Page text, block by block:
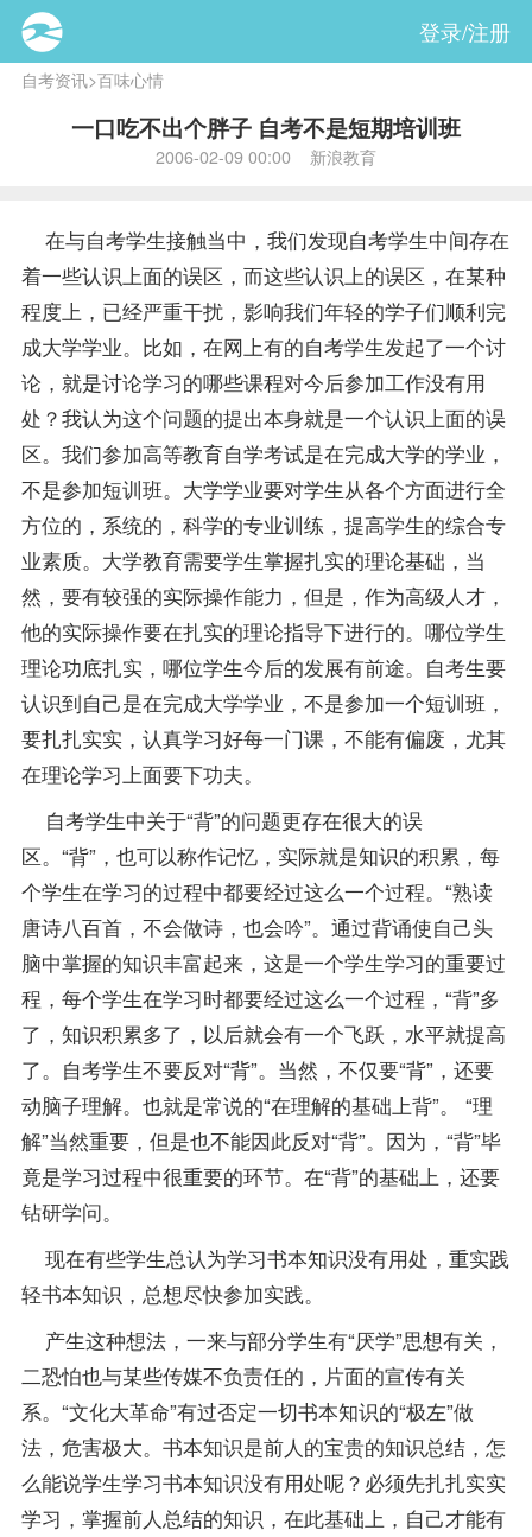
登录/注册
自考资讯>百味心情
一口吃不出个胖子 自考不是短期培训班
2006-02-09 00:00 新浪教育
在与自考学生接触当中，我们发现自考学生中间存在
着一些认识上面的误区，而这些认识上的误区，在某种
程度上，已经严重干扰，影响我们年轻的学子们顺利完
成大学学业。比如，在网上有的自考学生发起了一个讨
论，就是讨论学习的哪些课程对今后参加工作没有用
处？我认为这个问题的提出本身就是一个认识上面的误
区。我们参加高等教育自学考试是在完成大学的学业，
不是参加短训班。大学学业要对学生从各个方面进行全
方位的，系统的，科学的专业训练，提高学生的综合专
业素质。大学教育需要学生掌握扎实的理论基础，当
然，要有较强的实际操作能力，但是，作为高级人才，
他的实际操作要在扎实的理论指导下进行的。哪位学生
理论功底扎实，哪位学生今后的发展有前途。自考生要
认识到自己是在完成大学学业，不是参加一个短训班，
要扎扎实实，认真学习好每一门课，不能有偏废，尤其
在理论学习上面要下功夫。
自考学生中关于“背”的问题更存在很大的误
区。“背”，也可以称作记忆，实际就是知识的积累，每
个学生在学习的过程中都要经过这么一个过程。“熟读
唐诗八百首，不会做诗，也会吟”。通过背诵使自己头
脑中掌握的知识丰富起来，这是一个学生学习的重要过
程，每个学生在学习时都要经过这么一个过程，“背”多
了，知识积累多了，以后就会有一个飞跃，水平就提高
了。自考学生不要反对“背”。当然，不仅要“背”，还要
动脑子理解。也就是常说的“在理解的基础上背”。 “理
解”当然重要，但是也不能因此反对“背”。因为，“背”毕
竟是学习过程中很重要的环节。在“背”的基础上，还要
钻研学问。
现在有些学生总认为学习书本知识没有用处，重实践
轻书本知识，总想尽快参加实践。
产生这种想法，一来与部分学生有“厌学”思想有关，
二恐怕也与某些传媒不负责任的，片面的宣传有关
系。“文化大革命”有过否定一切书本知识的“极左”做
法，危害极大。书本知识是前人的宝贵的知识总结，怎
么能说学生学习书本知识没有用处呢？必须先扎扎实实
学习，掌握前人总结的知识，在此基础上，自己才能有